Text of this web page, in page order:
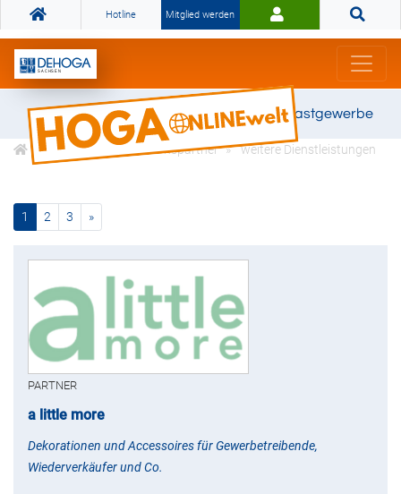
Hotline Mitglied werden
Gemeinsam stark für das Gastgewerbe
DEHOGA Kooperationspartner weitere Dienstleistungen
1 (current)
2 3 »nächste
PARTNER
a little more
Dekorationen und Accessoires für Gewerbetreibende,
Wiederverkäufer und Co.